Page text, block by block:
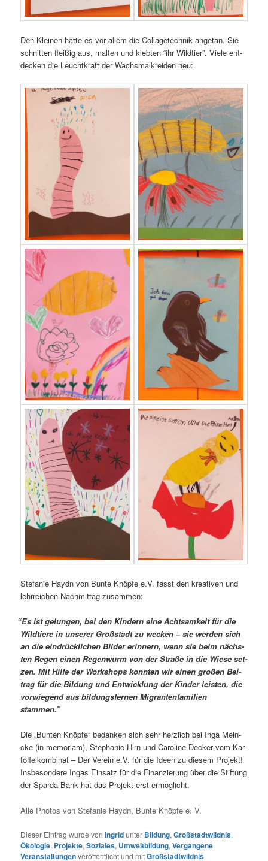
Den Klei­nen hat­te es vor allem die Col­la­ge­tech­nik ange­tan. Sie
schnit­ten flei­ßig aus, mal­ten und kleb­ten “ihr Wild­tier”. Vie­le ent­
de­cken die Leucht­kraft der Wachs­mal­krei­den neu:
Ste­fa­nie Haydn von Bun­te Knöp­fe e.V. fasst den krea­ti­ven und
lehr­rei­chen Nach­mit­tag zusammen:
“Es ist gelun­gen, bei den Kin­dern eine Acht­sam­keit für die
Wild­tie­re in unse­rer Groß­stadt zu wecken – sie wer­den sich
an die ein­drück­li­chen Bil­der erin­nern, wenn sie beim nächs­
ten Regen einen Regen­wurm von der Stra­ße in die Wie­se set­
zen. Mit Hil­fe der Work­shops konn­ten wir einen gro­ßen Bei­
trag für die Bil­dung und Ent­wick­lung der Kin­der leis­ten, die
vor­wie­gend aus bil­dungs­fer­nen Migran­ten­fa­mi­li­en
stammen.”
Die „Bun­ten Knöp­fe“ bedan­ken sich sehr herz­lich bei Inga Mein­
cke (in memo­ri­am), Ste­pha­nie Hirn und Caro­li­ne Decker vom Kar­
tof­fel­kom­bi­nat – Der Ver­ein e.V. für die Ideen zu die­sem Pro­jekt!
Ins­be­son­de­re Ingas Ein­satz für die Finan­zie­rung über die Stif­tung
der Spar­da Bank hat das Pro­jekt erst ermöglicht.
Alle Pho­tos von Ste­fa­nie Haydn, Bun­te Knöp­fe e. V.
Dieser Eintrag wurde vonIngridunter Bildung,Großstadtwildnis,
Ökologie, Projekte,Soziales, Umweltbildung,Vergangene
Veranstaltungenveröffentlicht und mitGroßstadtwildnis